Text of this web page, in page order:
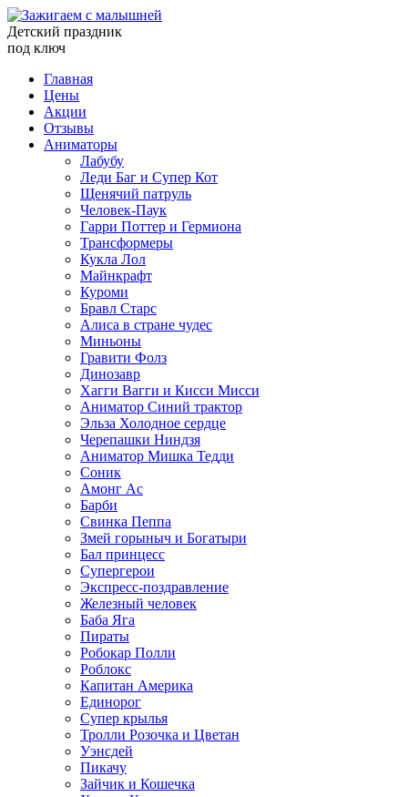
Детский праздник
под ключ
Главная
Цены
Акции
Отзывы
Аниматоры
Лабубу
Леди Баг и Супер Кот
Щенячий патруль
Человек-Паук
Гарри Поттер и Гермиона
Трансформеры
Кукла Лол
Майнкрафт
Куроми
Бравл Старс
Алиса в стране чудес
Миньоны
Гравити Фолз
Динозавр
Хагги Вагги и Кисси Мисси
Аниматор Синий трактор
Эльза Холодное сердце
Черепашки Ниндзя
Аниматор Мишка Тедди
Соник
Амонг Ас
Барби
Свинка Пеппа
Змей горыныч и Богатыри
Бал принцесс
Супергерои
Экспресс-поздравление
Железный человек
Баба Яга
Пираты
Робокар Полли
Роблокс
Капитан Америка
Единорог
Супер крылья
Тролли Розочка и Цветан
Уэнсдей
Пикачу
Зайчик и Кошечка